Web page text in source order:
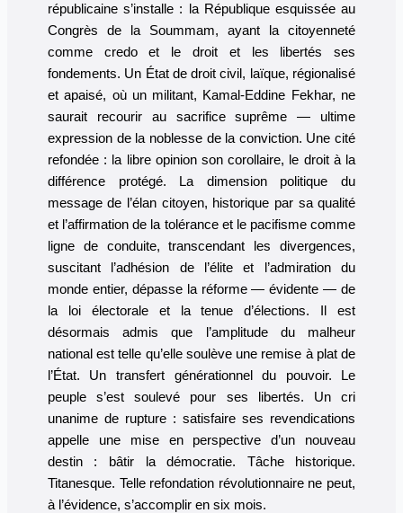
républicaine s’installe : la République esquissée au
Congrès de la Soummam, ayant la citoyenneté
comme credo et le droit et les libertés ses
fondements. Un État de droit civil, laïque, régionalisé
et apaisé, où un militant, Kamal-Eddine Fekhar, ne
saurait recourir au sacrifice suprême — ultime
expression de la noblesse de la conviction. Une cité
refondée : la libre opinion son corollaire, le droit à la
différence protégé. La dimension politique du
message de l’élan citoyen, historique par sa qualité
et l’affirmation de la tolérance et le pacifisme comme
ligne de conduite, transcendant les divergences,
suscitant l’adhésion de l’élite et l’admiration du
monde entier, dépasse la réforme — évidente — de
la loi électorale et la tenue d’élections. Il est
désormais admis que l’amplitude du malheur
national est telle qu’elle soulève une remise à plat de
l’État. Un transfert générationnel du pouvoir. Le
peuple s’est soulevé pour ses libertés. Un cri
unanime de rupture : satisfaire ses revendications
appelle une mise en perspective d’un nouveau
destin : bâtir la démocratie. Tâche historique.
Titanesque. Telle refondation révolutionnaire ne peut,
à l’évidence, s’accomplir en six mois.